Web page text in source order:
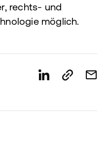
rechts- und
möglich.